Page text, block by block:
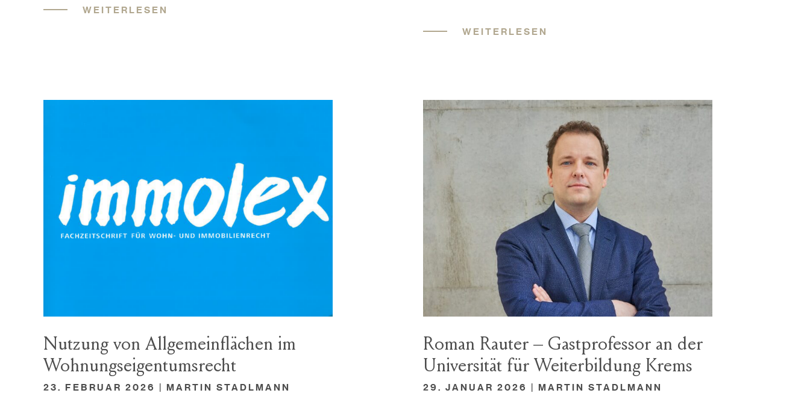
WEITERLESEN
WEITERLESEN
Nutzung von Allgemeinflächen im
Wohnungseigentumsrecht
23. FEBRUAR 2026 | MARTIN STADLMANN
Roman Rauter – Gastprofessor an der
Universität für Weiterbildung Krems
29. JANUAR 2026 | MARTIN STADLMANN